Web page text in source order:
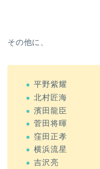
その他に、
平野紫耀
北村匠海
濱田龍臣
菅田将暉
窪田正孝
横浜流星
吉沢亮